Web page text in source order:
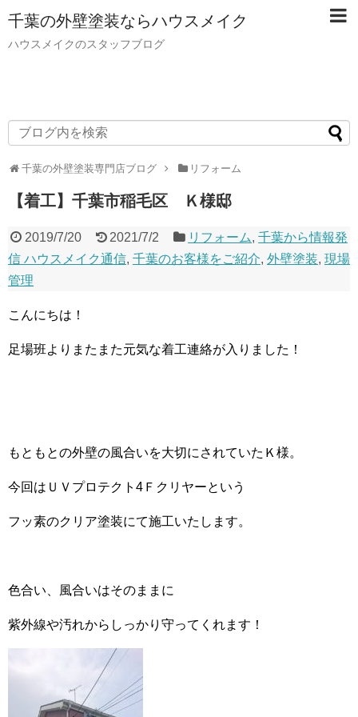
千葉の外壁塗装ならハウスメイク
ハウスメイクのスタッフブログ
千葉の外壁塗装専門店ブログ リフォーム
【着工】千葉市稲毛区 Ｋ様邸
2019/7/20 2021/7/2 リフォーム,千葉から情報発
信 ハウスメイク通信, 千葉のお客様をご紹介, 外壁塗装, 現場
管理
こんにちは！
足場班よりまたまた元気な着工連絡が入りました！
もともとの外壁の風合いを大切にされていたＫ様。
今回はＵＶプロテクト4Ｆクリヤーという
フッ素のクリア塗装にて施工いたします。
色合い、風合いはそのままに
紫外線や汚れからしっかり守ってくれます！